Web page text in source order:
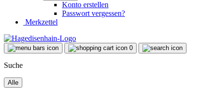
Konto erstellen
Passwort vergessen?
Merkzettel
0
Suche
Alle